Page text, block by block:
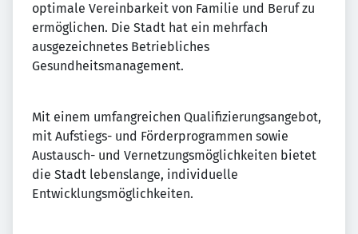
optimale Vereinbarkeit von Familie und Beruf zu
ermöglichen. Die Stadt hat ein mehrfach
ausgezeichnetes Betriebliches
Gesundheitsmanagement.
Mit einem umfangreichen Qualifizierungsangebot,
mit Aufstiegs- und Förderprogrammen sowie
Austausch- und Vernetzungsmöglichkeiten bietet
die Stadt lebenslange, individuelle
Entwicklungsmöglichkeiten.